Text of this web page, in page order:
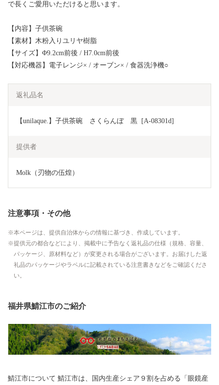
で長くご愛用いただけると思います。
【内容】子供茶碗
【素材】木粉入りユリヤ樹脂
【サイズ】Φ9.2cm前後 / H7.0cm前後
【対応機器】電子レンジ× / オーブン× / 食器洗浄機○
返礼品名
【unilaque.】子供茶碗　さくらんぼ　黒  [A-08301d]
提供者
Molk（刃物の伍煌）
注意事項・その他
本ページは、提供自治体からの情報に基づき、作成しています。
提供元の都合などにより、掲載中に予告なく返礼品の仕様（規格、容量、
パッケージ、原材料など）が変更される場合がございます。お届けした返
礼品のパッケージやラベルに記載されている注意書きなどをご確認くださ
い。
福井県鯖江市のご紹介
鯖江市について 鯖江市は、国内生産シェア９割を占める「眼鏡産